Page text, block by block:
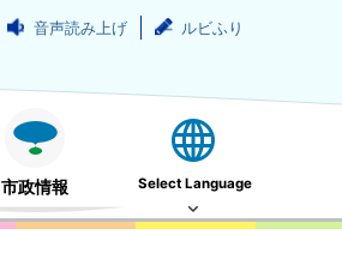
音声読み上げ ルビふり
市政情報 Select Language